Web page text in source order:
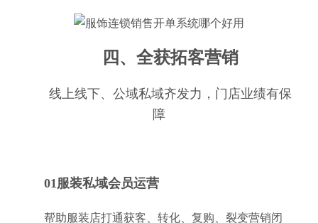
四、全获拓客营销
线上线下、公域私域齐发力，门店业绩有保
障
01服装私域会员运营
帮助服装店打通获客、转化、复购、裂变营销闭